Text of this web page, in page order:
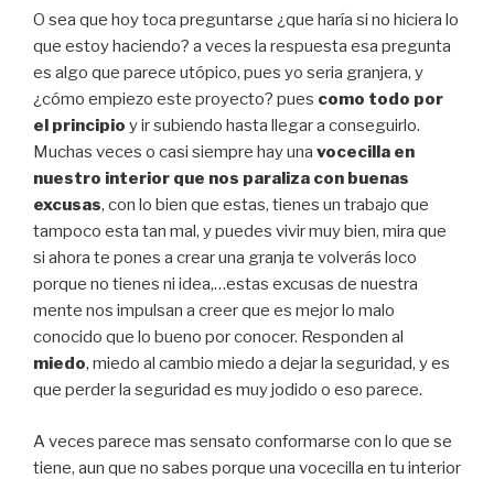
O sea que hoy toca preguntarse ¿que haría si no hiciera lo
que estoy haciendo? a veces la respuesta esa pregunta
es algo que parece utópico, pues yo seria granjera, y
¿cómo empiezo este proyecto? pues como todo por
el principio y ir subiendo hasta llegar a conseguirlo.
Muchas veces o casi siempre hay una vocecilla en
nuestro interior que nos paraliza con buenas
excusas, con lo bien que estas, tienes un trabajo que
tampoco esta tan mal, y puedes vivir muy bien, mira que
si ahora te pones a crear una granja te volverás loco
porque no tienes ni idea,…estas excusas de nuestra
mente nos impulsan a creer que es mejor lo malo
conocido que lo bueno por conocer. Responden al
miedo, miedo al cambio miedo a dejar la seguridad, y es
que perder la seguridad es muy jodido o eso parece.
A veces parece mas sensato conformarse con lo que se
tiene, aun que no sabes porque una vocecilla en tu interior